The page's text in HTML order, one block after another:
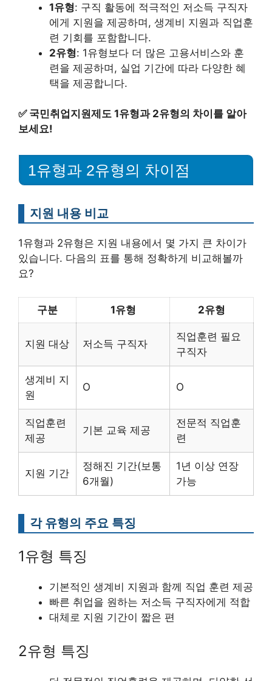
1유형: 구직 활동에 적극적인 저소득 구직자
에게 지원을 제공하며, 생계비 지원과 직업훈
련 기회를 포함합니다.
2유형: 1유형보다 더 많은 고용서비스와 훈
련을 제공하며, 실업 기간에 따라 다양한 혜
택을 제공합니다.
✅ 국민취업지원제도 1유형과 2유형의 차이를 알아
보세요!
1유형과 2유형의 차이점
지원 내용 비교
1유형과 2유형은 지원 내용에서 몇 가지 큰 차이가
있습니다. 다음의 표를 통해 정확하게 비교해볼까
요?
구분 1유형 2유형
지원 대상 저소득 구직자
직업훈련 필요
구직자
생계비 지
원
O O
직업훈련
제공
기본 교육 제공
전문적 직업훈
련
지원 기간
정해진 기간(보통
6개월)
1년 이상 연장
가능
각 유형의 주요 특징
1유형 특징
기본적인 생계비 지원과 함께 직업 훈련 제공
빠른 취업을 원하는 저소득 구직자에게 적합
대체로 지원 기간이 짧은 편
2유형 특징